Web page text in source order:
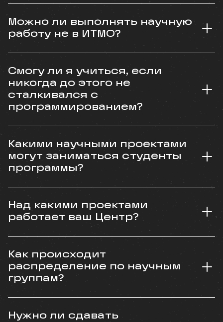
Можно ли выполнять научную
работу не в ИТМО?
Смогу ли я учиться, если
никогда до этого не
сталкивался с
программированием?
Какими научными проектами
могут заниматься студенты
программы?
Над какими проектами
работает ваш Центр?
Как происходит
распределение по научным
группам?
Нужно ли сдавать